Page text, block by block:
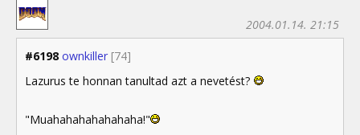
#6198 ownkiller [74]
2004.01.14. 21:15
Lazurus te honnan tanultad azt a nevetést?
"Muahahahahahahaha!"